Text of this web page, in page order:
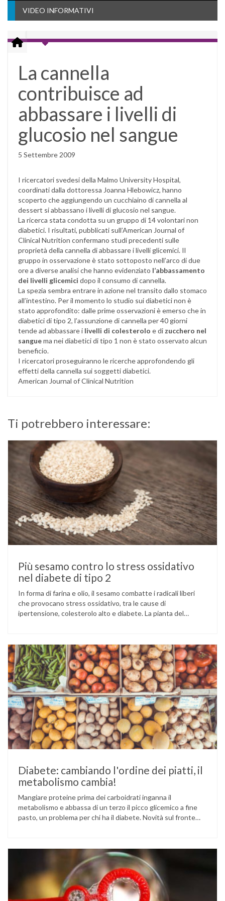
VIDEO INFORMATIVI
La cannella
contribuisce ad
abbassare i livelli di
glucosio nel sangue
5 Settembre 2009
I ricercatori svedesi della Malmo University Hospital,
coordinati dalla dottoressa Joanna Hlebowicz, hanno
scoperto che aggiungendo un cucchiaino di cannella al
dessert si abbassano i livelli di glucosio nel sangue.
La ricerca stata condotta su un gruppo di 14 volontari non
diabetici. I risultati, pubblicati sull’American Journal of
Clinical Nutrition confermano studi precedenti sulle
proprietà della cannella di abbassare i livelli glicemici. Il
gruppo in osservazione è stato sottoposto nell’arco di due
ore a diverse analisi che hanno evidenziato l’abbassamento
dei livelli glicemici dopo il consumo di cannella.
La spezia sembra entrare in azione nel transito dallo stomaco
all’intestino. Per il momento lo studio sui diabetici non è
stato approfondito: dalle prime osservazioni è emerso che in
diabetici di tipo 2, l’assunzione di cannella per 40 giorni
tende ad abbassare i livelli di colesterolo e di zucchero nel
sanguema nei diabetici di tipo 1 non è stato osservato alcun
beneficio.
I ricercatori proseguiranno le ricerche approfondendo gli
effetti della cannella sui soggetti diabetici.
American Journal of Clinical Nutrition
Ti potrebbero interessare:
Più sesamo contro lo stress ossidativo
nel diabete di tipo 2
In forma di farina e olio, il sesamo combatte i radicali liberi
che provocano stress ossidativo, tra le cause di
ipertensione, colesterolo alto e diabete. La pianta del
utilizzati per la preparazione di numerosi piatti, ma …
Diabete: cambiando l'ordine dei piatti, il
metabolismo cambia!
Mangiare proteine prima dei carboidrati inganna il
metabolismo e abbassa di un terzo il picco glicemico a fine
pasto, un problema per chi ha il diabete. Novità sul fronte
come ingannare il metabolismo ed evitare che gli zuccheri …